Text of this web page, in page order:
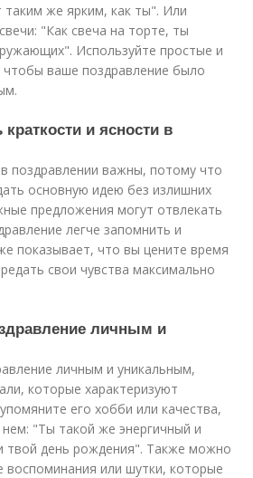
таким же ярким, как ты". Или
"Как свеча на торте, ты
Используйте простые и
чтобы ваше поздравление было
и ясности в
поздравлении важны, потому что
основную идею без излишних
предложения могут отвлекать
легче запомнить и
показывает, что вы цените время
свои чувства максимально
личным и
личным и уникальным,
которые характеризуют
его хобби или качества,
"Ты такой же энергичный и
твой день рождения". Также можно
воспоминания или шутки, которые